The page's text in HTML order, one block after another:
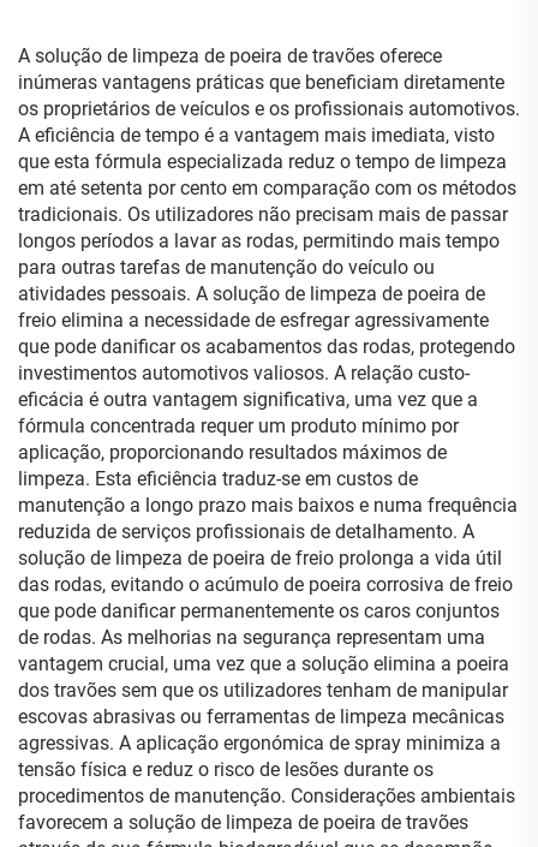
A solução de limpeza de poeira de travões oferece
inúmeras vantagens práticas que beneficiam diretamente
os proprietários de veículos e os profissionais automotivos.
A eficiência de tempo é a vantagem mais imediata, visto
que esta fórmula especializada reduz o tempo de limpeza
em até setenta por cento em comparação com os métodos
tradicionais. Os utilizadores não precisam mais de passar
longos períodos a lavar as rodas, permitindo mais tempo
para outras tarefas de manutenção do veículo ou
atividades pessoais. A solução de limpeza de poeira de
freio elimina a necessidade de esfregar agressivamente
que pode danificar os acabamentos das rodas, protegendo
investimentos automotivos valiosos. A relação custo-
eficácia é outra vantagem significativa, uma vez que a
fórmula concentrada requer um produto mínimo por
aplicação, proporcionando resultados máximos de
limpeza. Esta eficiência traduz-se em custos de
manutenção a longo prazo mais baixos e numa frequência
reduzida de serviços profissionais de detalhamento. A
solução de limpeza de poeira de freio prolonga a vida útil
das rodas, evitando o acúmulo de poeira corrosiva de freio
que pode danificar permanentemente os caros conjuntos
de rodas. As melhorias na segurança representam uma
vantagem crucial, uma vez que a solução elimina a poeira
dos travões sem que os utilizadores tenham de manipular
escovas abrasivas ou ferramentas de limpeza mecânicas
agressivas. A aplicação ergonómica de spray minimiza a
tensão física e reduz o risco de lesões durante os
procedimentos de manutenção. Considerações ambientais
favorecem a solução de limpeza de poeira de travões